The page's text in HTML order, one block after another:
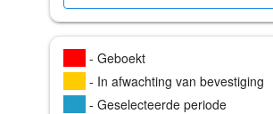
- Geboekt
- In afwachting van bevestiging
- Geselecteerde periode